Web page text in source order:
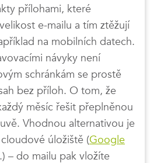
přílohami, které
e-mailu a tím ztěžují
na mobilních datech.
návyky není
schránkám se prostě
bez příloh. O tom, že
měsíc řešit přeplněnou
Vhodnou alternativou je
úložiště (Google
– do mailu pak vložíte